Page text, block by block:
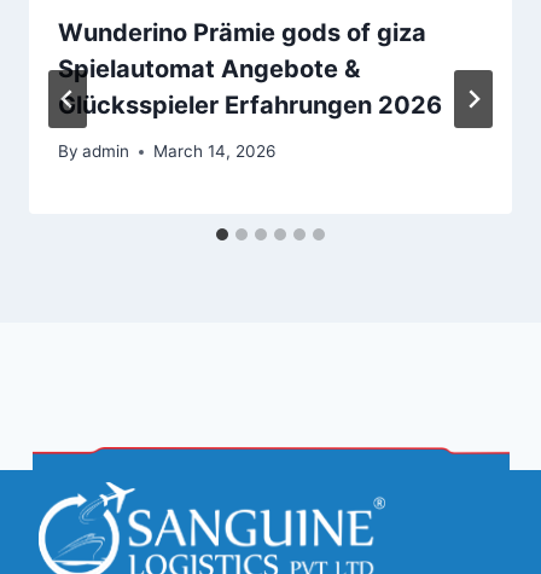
Wunderino Prämie gods of giza
Spielautomat Angebote &
Glücksspieler Erfahrungen 2026
By admin March 14, 2026